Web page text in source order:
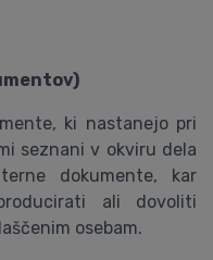
ki nastanejo pri
seznani v okviru dela
dokumente, kar
ali dovoliti
osebam.